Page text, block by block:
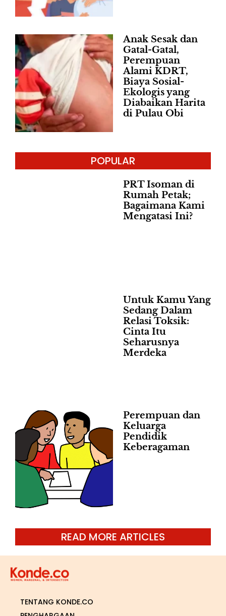
Anak Sesak dan
Gatal-Gatal,
Perempuan
Alami KDRT,
Biaya Sosial-
Ekologis yang
Diabaikan Harita
di Pulau Obi
POPULAR
PRT Isoman di
Rumah Petak;
Bagaimana Kami
Mengatasi Ini?
Untuk Kamu Yang
Sedang Dalam
Relasi Toksik:
Cinta Itu
Seharusnya
Merdeka
Perempuan dan
Keluarga
Pendidik
Keberagaman
READ MORE ARTICLES
TENTANG KONDE.CO